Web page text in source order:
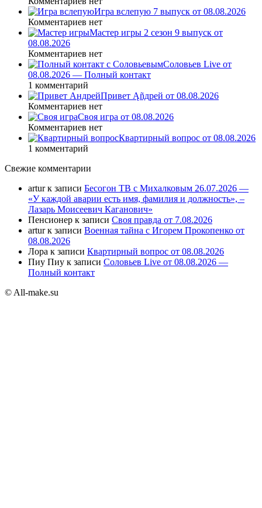
Игра вслепую 7 выпуск от 08.08.2026
Комментариев нет
Мастер игры 2 сезон 9 выпуск от
08.08.2026
Комментариев нет
Соловьев Live от
08.08.2026 — Полный контакт
1 комментарий
Привет Ąñдpей от 08.08.2026
Комментариев нет
Своя игра от 08.08.2026
Комментариев нет
Квартирный вопрос от 08.08.2026
1 комментарий
Свежие комментарии
arturк записи Бесогон ТВ с Михалковым 26.07.2026 —
«У каждой аварии есть имя, фамилия и должность», –
Лазарь Моисеевич Каганович»
Пенсионер к записи Своя правда от 7.08.2026
arturк записи Военная тайна с Игорем Прокопенко от
08.08.2026
Лора к записи Квартирный вопрос от 08.08.2026
Пиу Пиу к записи Соловьев Live от 08.08.2026 —
Полный контакт
© All-make.su